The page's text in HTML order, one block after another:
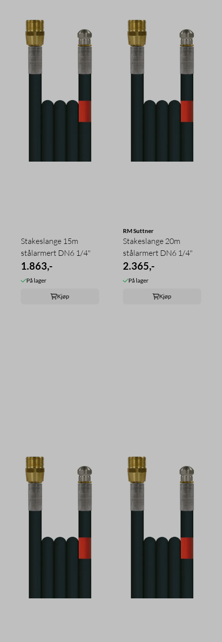
Stakeslange 15m
stålarmert DN6 1/4"
1.863,-
På lager
Kjøp
RM Suttner
Stakeslange 20m
stålarmert DN6 1/4"
2.365,-
På lager
Kjøp